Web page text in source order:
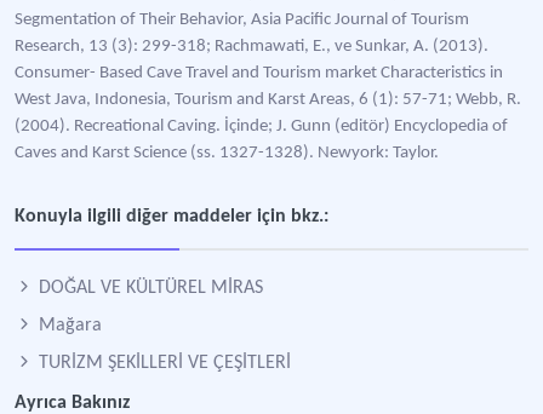
Segmentation of Their Behavior, Asia Pacific Journal of Tourism
Research, 13 (3): 299-318; Rachmawati, E., ve Sunkar, A. (2013).
Consumer- Based Cave Travel and Tourism market Characteristics in
West Java, Indonesia, Tourism and Karst Areas, 6 (1): 57-71; Webb, R.
(2004). Recreational Caving. İçinde; J. Gunn (editör) Encyclopedia of
Caves and Karst Science (ss. 1327-1328). Newyork: Taylor.
Konuyla ilgili diğer maddeler için bkz.:
DOĞAL VE KÜLTÜREL MİRAS
Mağara
TURİZM ŞEKİLLERİ VE ÇEŞİTLERİ
Ayrıca Bakınız